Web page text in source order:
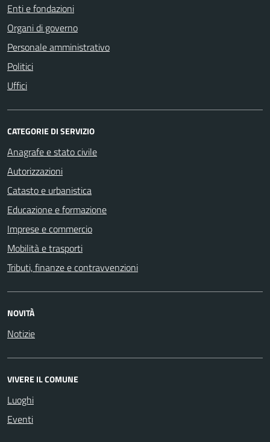
Enti e fondazioni
Organi di governo
Personale amministrativo
Politici
Uffici
CATEGORIE DI SERVIZIO
Anagrafe e stato civile
Autorizzazioni
Catasto e urbanistica
Educazione e formazione
Imprese e commercio
Mobilità e trasporti
Tributi, finanze e contravvenzioni
NOVITÀ
Notizie
VIVERE IL COMUNE
Luoghi
Eventi